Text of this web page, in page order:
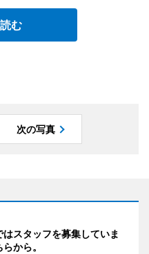
む
次の写真
スタッフを募集していま
から。